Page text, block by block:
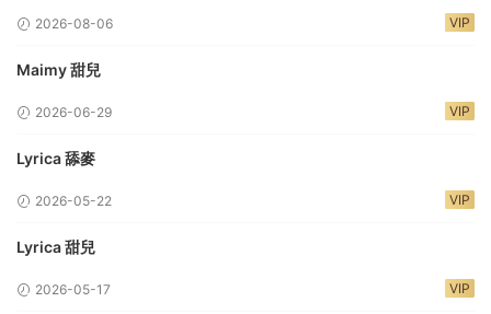
2026-08-06 VIP
Maimy 甜兒
2026-06-29 VIP
Lyrica 舔麥
2026-05-22 VIP
Lyrica 甜兒
2026-05-17 VIP